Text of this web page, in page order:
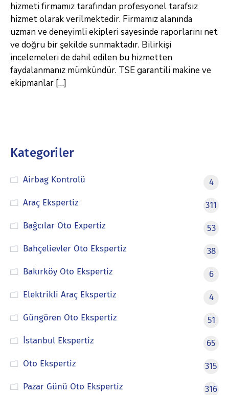
hizmeti firmamız tarafından profesyonel tarafsız
hizmet olarak verilmektedir. Firmamız alanında
uzman ve deneyimli ekipleri sayesinde raporlarını net
ve doğru bir şekilde sunmaktadır. Bilirkişi
incelemeleri de dahil edilen bu hizmetten
faydalanmanız mümkündür. TSE garantili makine ve
ekipmanlar […]
Kategoriler
Airbag Kontrolü
4
Araç Ekspertiz
311
Bağcılar Oto Expertiz
53
Bahçelievler Oto Ekspertiz
38
Bakırköy Oto Ekspertiz
6
Elektrikli Araç Ekspertiz
4
Güngören Oto Ekspertiz
51
İstanbul Ekspertiz
65
Oto Ekspertiz
315
Pazar Günü Oto Ekspertiz
316